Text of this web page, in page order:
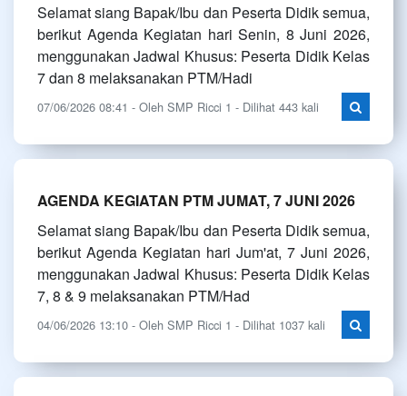
Selamat siang Bapak/Ibu dan Peserta Didik semua,
berikut Agenda Kegiatan hari Senin, 8 Juni 2026,
menggunakan Jadwal Khusus: Peserta Didik Kelas
7 dan 8 melaksanakan PTM/Hadi
07/06/2026 08:41 - Oleh SMP Ricci 1 - Dilihat 443 kali
AGENDA KEGIATAN PTM JUMAT, 7 JUNI 2026
Selamat siang Bapak/Ibu dan Peserta Didik semua,
berikut Agenda Kegiatan hari Jum'at, 7 Juni 2026,
menggunakan Jadwal Khusus: Peserta Didik Kelas
7, 8 & 9 melaksanakan PTM/Had
04/06/2026 13:10 - Oleh SMP Ricci 1 - Dilihat 1037 kali